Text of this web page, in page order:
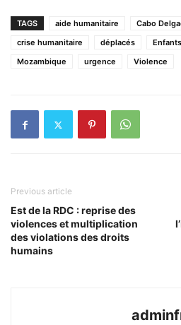
TAGS aide humanitaire Cabo
crise humanitaire
déplacés Enfants
Mozambique
urgence Violence
Previous article
Est de la RDC : reprise des
violences et multiplication
des violations des droits
humains